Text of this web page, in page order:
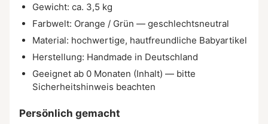
Gewicht: ca. 3,5 kg
Farbwelt: Orange / Grün — geschlechtsneutral
Material: hochwertige, hautfreundliche Babyartikel
Herstellung: Handmade in Deutschland
Geeignet ab 0 Monaten (Inhalt) — bitte
Sicherheitshinweis beachten
Persönlich gemacht